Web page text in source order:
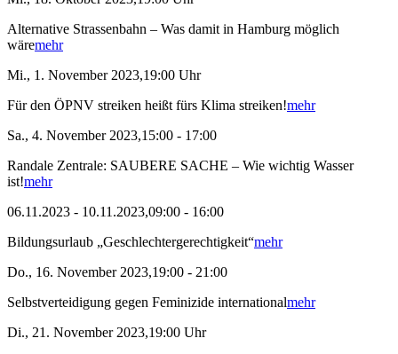
Alternative Strassenbahn – Was damit in Hamburg möglich
wäremehr
Mi., 1. November 2023,19:00 Uhr
Für den ÖPNV streiken heißt fürs Klima streiken!mehr
Sa., 4. November 2023,15:00 - 17:00
Randale Zentrale: SAUBERE SACHE – Wie wichtig Wasser
ist!mehr
06.11.2023 - 10.11.2023,09:00 - 16:00
Bildungsurlaub „Geschlechtergerechtigkeit“mehr
Do., 16. November 2023,19:00 - 21:00
Selbstverteidigung gegen Feminizide internationalmehr
Di., 21. November 2023,19:00 Uhr